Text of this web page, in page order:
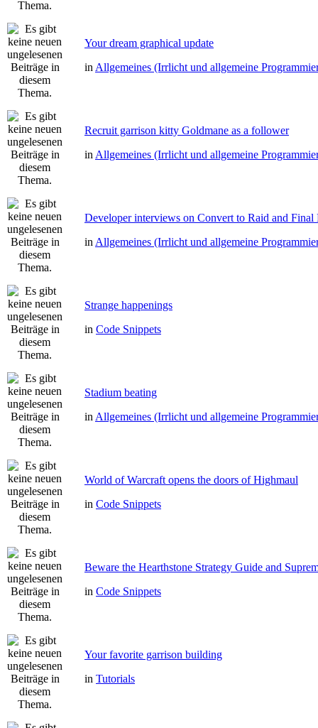
Your dream graphical update
in Allgemeines (Irrlicht und allgemeine
Recruit garrison kitty Goldmane as a follower
in Allgemeines (Irrlicht und allgemeine
Developer interviews on Convert to Raid and Final
in Allgemeines (Irrlicht und allgemeine
Strange happenings
in Code Snippets
Stadium beating
in Allgemeines (Irrlicht und allgemeine
World of Warcraft opens the doors of Highmaul
in Code Snippets
Beware the Hearthstone Strategy Guide and
in Code Snippets
Your favorite garrison building
in Tutorials